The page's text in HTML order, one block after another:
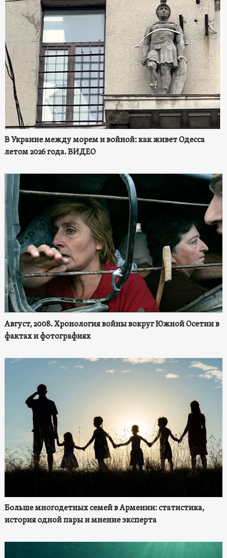
В Украине между морем и войной: как живет Одесса
летом 2026 года. ВИДЕО
Август, 2008. Хронология войны вокруг Южной Осетии в
фактах и фотографиях
Больше многодетных семей в Армении: статистика,
история одной пары и мнение эксперта